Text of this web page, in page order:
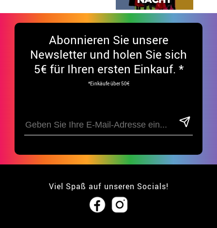
Abonnieren Sie unsere
Newsletter und holen Sie sich
5€ für Ihren ersten Einkauf. *
*Einkäufe über 50€
Viel Spaß auf unseren Socials!